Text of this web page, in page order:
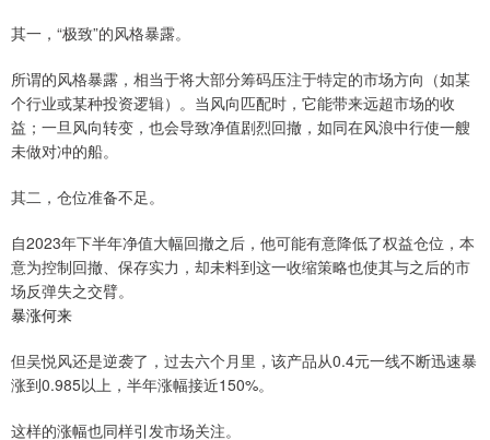
其一，“极致”的风格暴露。
所谓的风格暴露，相当于将大部分筹码压注于特定的市场方向（如某
个行业或某种投资逻辑）。当风向匹配时，它能带来远超市场的收
益；一旦风向转变，也会导致净值剧烈回撤，如同在风浪中行使一艘
未做对冲的船。
其二，仓位准备不足。
自2023年下半年净值大幅回撤之后，他可能有意降低了权益仓位，本
意为控制回撤、保存实力，却未料到这一收缩策略也使其与之后的市
场反弹失之交臂。
暴涨何来
但吴悦风还是逆袭了，过去六个月里，该产品从0.4元一线不断迅速暴
涨到0.985以上，半年涨幅接近150%。
这样的涨幅也同样引发市场关注。